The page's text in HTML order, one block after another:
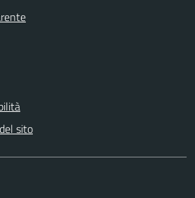
sito